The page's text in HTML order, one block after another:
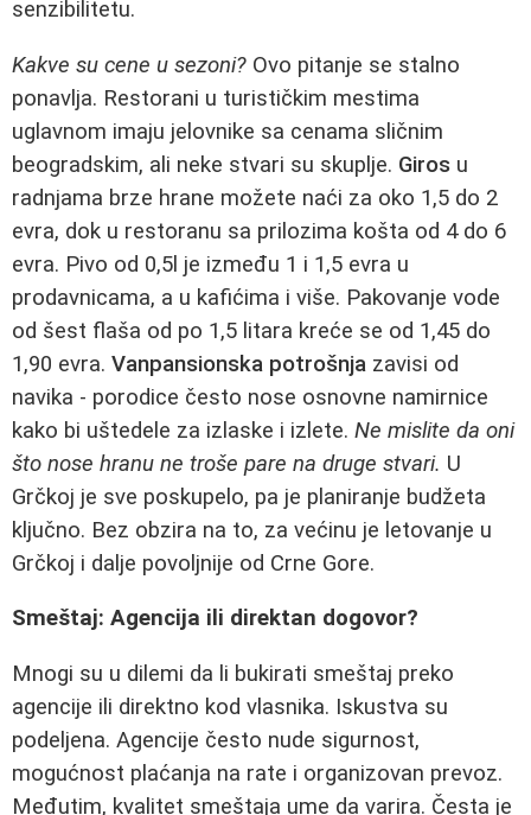
senzibilitetu.
Kakve su cene u sezoni? Ovo pitanje se stalno
ponavlja. Restorani u turističkim mestima
uglavnom imaju jelovnike sa cenama sličnim
beogradskim, ali neke stvari su skuplje. Giros u
radnjama brze hrane možete naći za oko 1,5 do 2
evra, dok u restoranu sa prilozima košta od 4 do 6
evra. Pivo od 0,5l je između 1 i 1,5 evra u
prodavnicama, a u kafićima i više. Pakovanje vode
od šest flaša od po 1,5 litara kreće se od 1,45 do
1,90 evra. Vanpansionska potrošnja zavisi od
navika - porodice često nose osnovne namirnice
kako bi uštedele za izlaske i izlete. Ne mislite da oni
što nose hranu ne troše pare na druge stvari. U
Grčkoj je sve poskupelo, pa je planiranje budžeta
ključno. Bez obzira na to, za većinu je letovanje u
Grčkoj i dalje povoljnije od Crne Gore.
Smeštaj: Agencija ili direktan dogovor?
Mnogi su u dilemi da li bukirati smeštaj preko
agencije ili direktno kod vlasnika. Iskustva su
podeljena. Agencije često nude sigurnost,
mogućnost plaćanja na rate i organizovan prevoz.
Međutim, kvalitet smeštaja ume da varira. Česta je